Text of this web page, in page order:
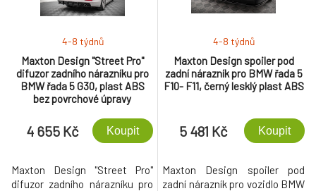
Maxton Design "Street Pro"
difuzor zadního nárazníku pro
BMW řada 5 G30, plast ABS
bez povrchové úpravy
4-8 týdnů
4 655 Kč Koupit
Maxton Design "Street Pro"
difuzor zadního nárazníku pro
Maxton Design spoiler pod
zadní nárazník pro BMW řada 5
F10- F11, černý lesklý plast ABS
4-8 týdnů
5 481 Kč Koupit
Maxton Design spoiler pod
zadní nárazník pro vozidlo BMW